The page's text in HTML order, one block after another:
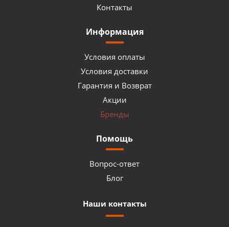
Контакты
Информация
Условия оплаты
Условия доставки
Гарантия и Возврат
Акции
Бренды
Помощь
Вопрос-ответ
Блог
Наши контакты